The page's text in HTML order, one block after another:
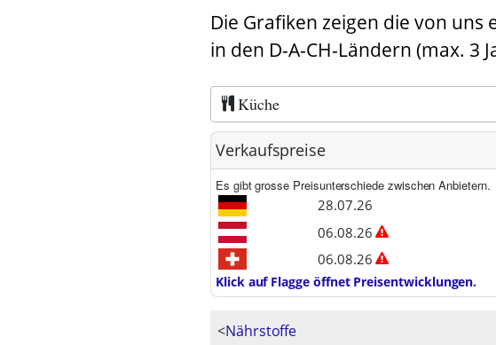
Die Grafiken zeigen die von
in den D-A-CH-Ländern (max. 3
Küche
Verkaufspreise
Es gibt grosse Preisunterschiede zwischen Anbietern.
28.07.26
06.08.26
06.08.26
Klick auf Flagge öffnet Preisentwicklungen.
<Nährstoffe